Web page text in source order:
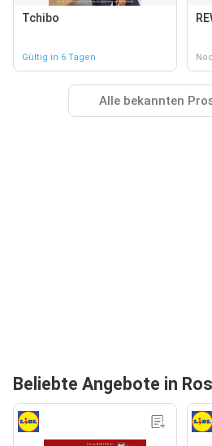
Tchibo
Gültig in 6 Tagen
Alle bekannten
Beliebte Angebote in